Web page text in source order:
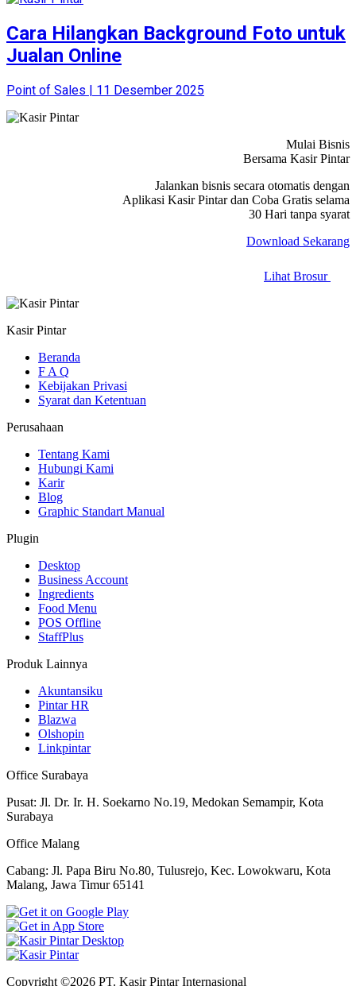
Cara Hilangkan Background Foto untuk
Jualan Online
Point of Sales | 11 Desember 2025
Mulai Bisnis
Bersama Kasir Pintar
Jalankan bisnis secara otomatis dengan
Aplikasi Kasir Pintar dan Coba Gratis selama
30 Hari tanpa syarat
Download Sekarang
Lihat Brosur
Kasir Pintar
Beranda
F A Q
Kebijakan Privasi
Syarat dan Ketentuan
Perusahaan
Tentang Kami
Hubungi Kami
Karir
Blog
Graphic Standart Manual
Plugin
Desktop
Business Account
Ingredients
Food Menu
POS Offline
StaffPlus
Produk Lainnya
Akuntansiku
Pintar HR
Blazwa
Olshopin
Linkpintar
Office Surabaya
Pusat: Jl. Dr. Ir. H. Soekarno No.19, Medokan Semampir, Kota
Surabaya
Office Malang
Cabang: Jl. Papa Biru No.80, Tulusrejo, Kec. Lowokwaru, Kota
Malang, Jawa Timur 65141
Copyright ©2026 PT. Kasir Pintar Internasional